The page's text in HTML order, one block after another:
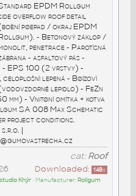
EPDM Rollgum
overflow roof detail
pøepad / okraj EPDM
- Betonový záklop /
penetrace - Parotìsná
- asfaltový pás -
- EPS 100 (2 vrstvy) -
celoplošnì lepená - Bøízovì
lepidlo) - FeZn
mm) - Vnitøní omítka + kotva
SA 008 Max Schematic
project conditions.
|
cat:Roof
Downloaded: 148x
Khýr• Manufacturer: Rollgum